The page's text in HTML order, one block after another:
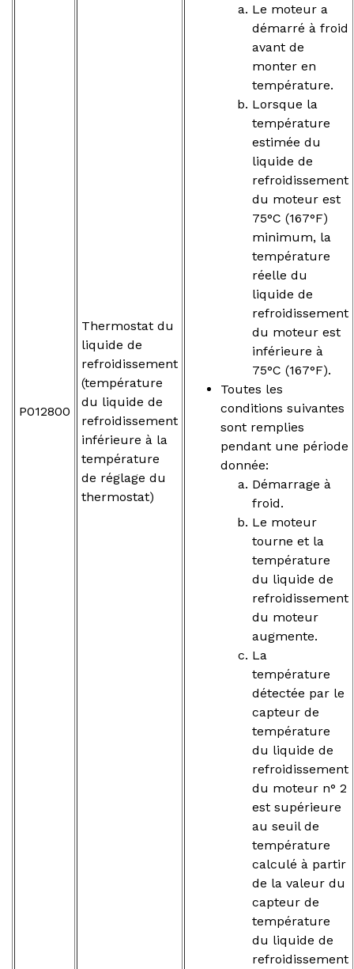
P012800
Thermostat du
liquide de
refroidissement
(température
du liquide de
refroidissement
inférieure à la
température
de réglage du
thermostat)
Le moteur a
démarré à froid
avant de
monter en
température.
Lorsque la
température
estimée du
liquide de
refroidissement
du moteur est
75°C (167°F)
minimum, la
température
réelle du
liquide de
refroidissement
du moteur est
inférieure à
75°C (167°F).
Toutes les
conditions suivantes
sont remplies
pendant une période
donnée:
Démarrage à
froid.
Le moteur
tourne et la
température
du liquide de
refroidissement
du moteur
augmente.
La
température
détectée par le
capteur de
température
du liquide de
refroidissement
du moteur n° 2
est supérieure
au seuil de
température
calculé à partir
de la valeur du
capteur de
température
du liquide de
refroidissement